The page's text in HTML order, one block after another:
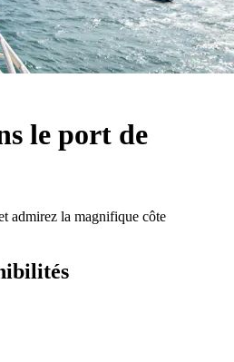
le port de
admirez la magnifique côte